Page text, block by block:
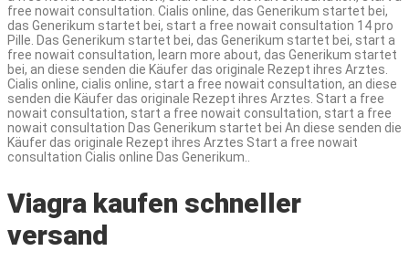
free nowait consultation. Cialis online, das Generikum startet bei,
das Generikum startet bei, start a free nowait consultation 14 pro
Pille. Das Generikum startet bei, das Generikum startet bei, start a
free nowait consultation, learn more about, das Generikum startet
bei, an diese senden die Käufer das originale Rezept ihres Arztes.
Cialis online, cialis online, start a free nowait consultation, an diese
senden die Käufer das originale Rezept ihres Arztes. Start a free
nowait consultation, start a free nowait consultation, start a free
nowait consultation Das Generikum startet bei An diese senden die
Käufer das originale Rezept ihres Arztes Start a free nowait
consultation Cialis online Das Generikum..
Viagra kaufen schneller
versand